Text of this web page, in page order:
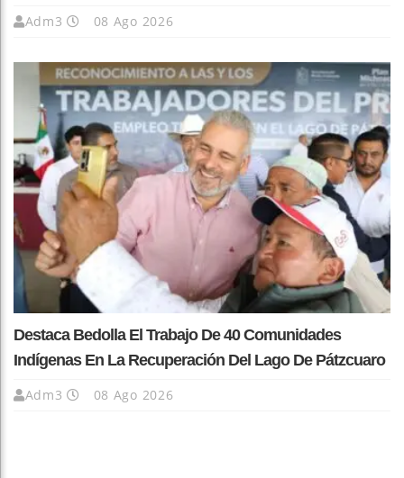
Adm3 08 Ago 2026
Destaca Bedolla El Trabajo De 40 Comunidades
Indígenas En La Recuperación Del Lago De Pátzcuaro
Adm3 08 Ago 2026